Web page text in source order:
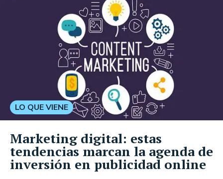
LO QUE VIENE
Marketing digital: estas
tendencias marcan la agenda de
inversión en publicidad online